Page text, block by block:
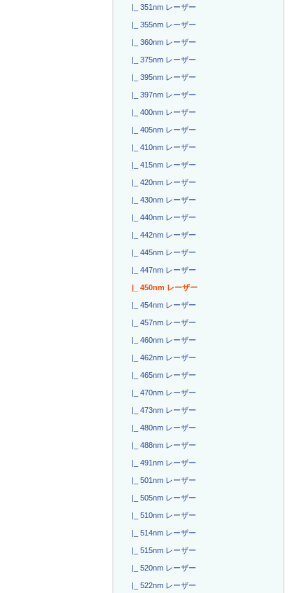
|_ 351nm レーザー
|_ 355nm レーザー
|_ 360nm レーザー
|_ 375nm レーザー
|_ 395nm レーザー
|_ 397nm レーザー
|_ 400nm レーザー
|_ 405nm レーザー
|_ 410nm レーザー
|_ 415nm レーザー
|_ 420nm レーザー
|_ 430nm レーザー
|_ 440nm レーザー
|_ 442nm レーザー
|_ 445nm レーザー
|_ 447nm レーザー
|_ 450nm レーザー
|_ 454nm レーザー
|_ 457nm レーザー
|_ 460nm レーザー
|_ 462nm レーザー
|_ 465nm レーザー
|_ 470nm レーザー
|_ 473nm レーザー
|_ 480nm レーザー
|_ 488nm レーザー
|_ 491nm レーザー
|_ 501nm レーザー
|_ 505nm レーザー
|_ 510nm レーザー
|_ 514nm レーザー
|_ 515nm レーザー
|_ 520nm レーザー
|_ 522nm レーザー